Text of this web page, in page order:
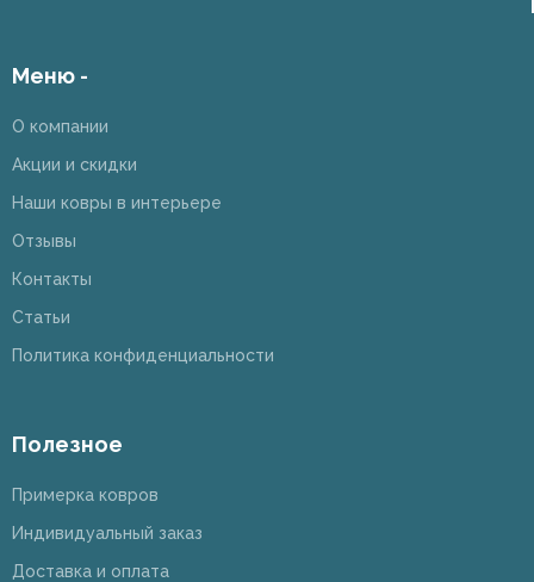
Меню -
О компании
Акции и скидки
Наши ковры в интерьере
Отзывы
Контакты
Статьи
Политика конфиденциальности
Полезное
Примерка ковров
Индивидуальный заказ
Доставка и оплата